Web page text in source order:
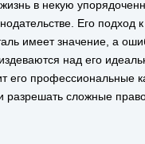
в некую
Его подход
имеет значение, а
над его
его профессиональные
разрешать сложные